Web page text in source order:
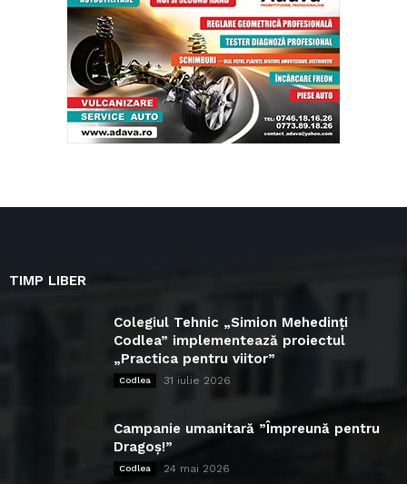
TIMP LIBER
Colegiul Tehnic „Simion Mehedinți
Codlea” implementează proiectul
„Practica pentru viitor”
Codlea 31 iulie 2026
Campanie umanitară ”Împreună pentru
Dragoș!”
Codlea 24 mai 2026